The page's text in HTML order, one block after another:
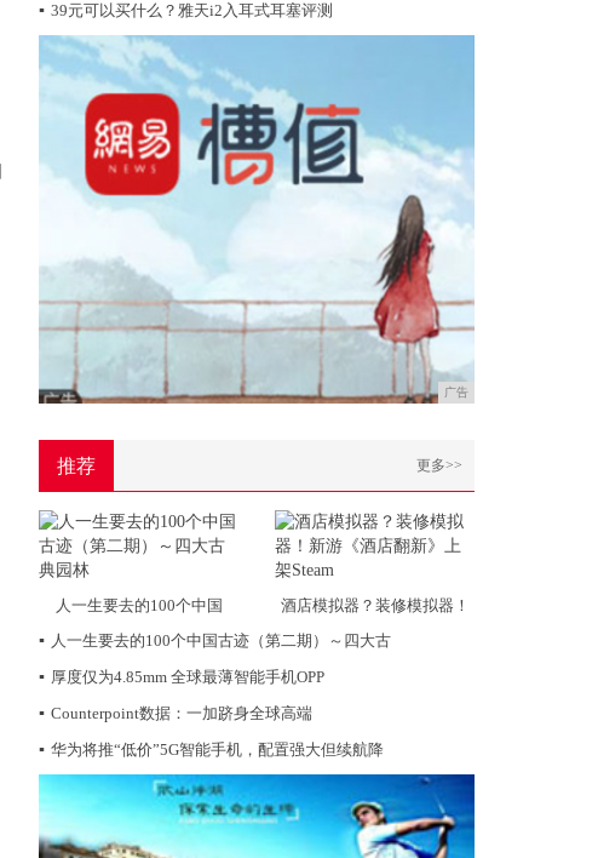
▪ 39元可以买什么？雅天i2入耳式耳塞评测
广告
推荐 更多>>
人一生要去的100个中国
酒店模拟器？装修模拟器！
▪ 人一生要去的100个中国古迹（第二期）～四大古
▪ 厚度仅为4.85mm 全球最薄智能手机OPP
▪ Counterpoint数据：一加跻身全球高端
▪ 华为将推“低价”5G智能手机，配置强大但续航降